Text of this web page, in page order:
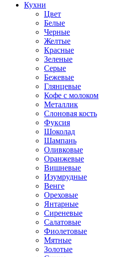
Кухни
Цвет
Белые
Черные
Желтые
Красные
Зеленые
Серые
Бежевые
Глянцевые
Кофе с молоком
Металлик
Слоновая кость
Фуксия
Шоколад
Шампань
Оливковые
Оранжевые
Вишневые
Изумрудные
Венге
Ореховые
Янтарные
Сиреневые
Салатовые
Фиолетовые
Мятные
Золотые